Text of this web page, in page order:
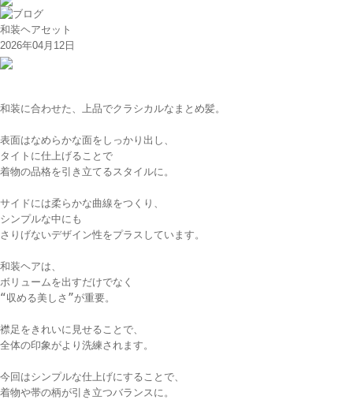
和装ヘアセット
2026年04月12日
和装に合わせた、上品でクラシカルなまとめ髪。
表面はなめらかな面をしっかり出し、
タイトに仕上げることで
着物の品格を引き立てるスタイルに。
サイドには柔らかな曲線をつくり、
シンプルな中にも
さりげないデザイン性をプラスしています。
和装ヘアは、
ボリュームを出すだけでなく
“収める美しさ”が重要。
襟足をきれいに見せることで、
全体の印象がより洗練されます。
今回はシンプルな仕上げにすることで、
着物や帯の柄が引き立つバランスに。